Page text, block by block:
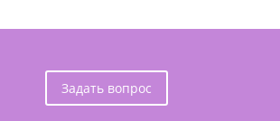
Задать вопрос